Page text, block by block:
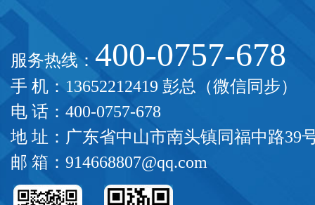
服务热线： 400-0757-678
手 机：13652212419 彭总（微信同步）
电 话：400-0757-678
地 址：广东省中山市南头镇同福中路39
邮 箱：914668807@qq.com